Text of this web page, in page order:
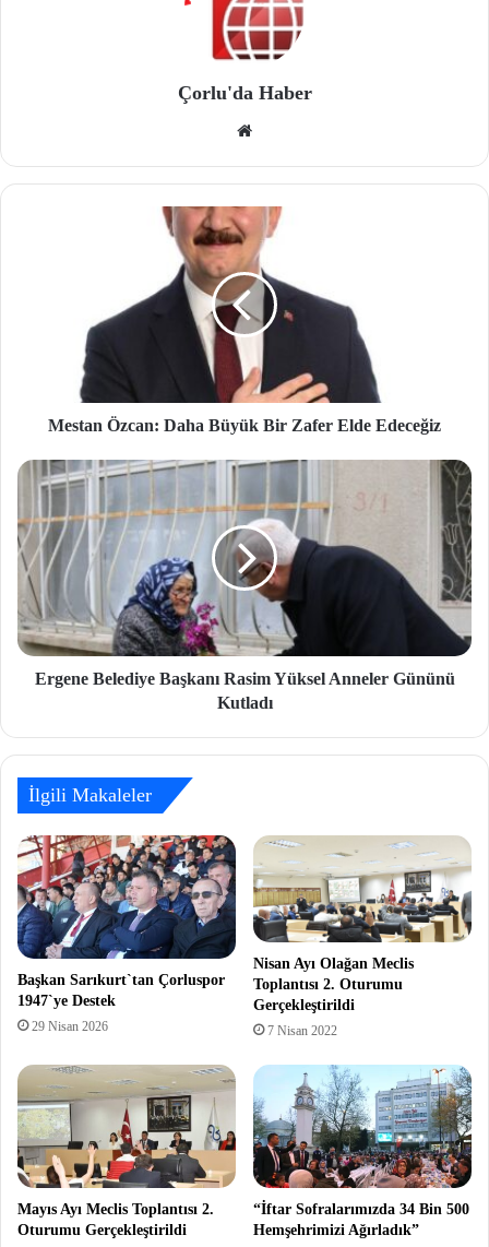
Çorlu'da Haber
site
si
Mestan Özcan: Daha Büyük Bir Zafer Elde Edeceğiz
Ergene Belediye Başkanı Rasim Yüksel Anneler Gününü
Kutladı
İlgili Makaleler
Başkan Sarıkurt`tan Çorluspor
1947`ye Destek
29 Nisan 2026
Nisan Ayı Olağan Meclis
Toplantısı 2. Oturumu
Gerçekleştirildi
7 Nisan 2022
Mayıs Ayı Meclis Toplantısı 2.
Oturumu Gerçekleştirildi
“İftar Sofralarımızda 34 Bin 500
Hemşehrimizi Ağırladık”